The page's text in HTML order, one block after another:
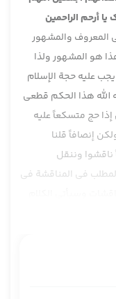
أرحم الراحمين
المعروف والمشهور
هو المشهور ولذا
عليه حجة الإسلام
الله هذا الحكم قطعي
إذا حج متسكعاً عليه
إنصافاً قلنا
وننقل
في المناقشة في
عشر جعل أبواب
في الوسائل